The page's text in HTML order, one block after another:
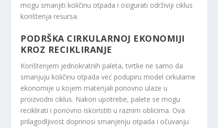
mogu smanjiti količinu otpada i osigurati održiviji ciklus
korištenja resursa.
PODRŠKA CIRKULARNOJ EKONOMIJI
KROZ RECIKLIRANJE
Korištenjem jednokratnih paleta, tvrtke ne samo da
smanjuju količinu otpada već podupiru model cirkularne
ekonomije u kojem materijali ponovno ulaze u
proizvodni ciklus. Nakon upotrebe, palete se mogu
reciklirati i ponovno iskoristiti u raznim oblicima. Ova
prilagodljivost doprinosi smanjenju otpada i očuvanju